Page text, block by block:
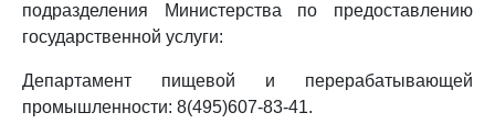
подразделения Министерства по предоставлению
государственной услуги:
Департамент пищевой и перерабатывающей
промышленности: 8(495)607-83-41.